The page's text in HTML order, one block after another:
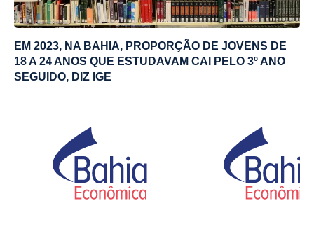
EM 2023, NA BAHIA, PROPORÇÃO DE JOVENS DE
18 A 24 ANOS QUE ESTUDAVAM CAI PELO 3º ANO
SEGUIDO, DIZ IGE